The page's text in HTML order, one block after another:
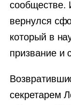
сообществе.
вернулся
который в
призвание и
секретарем